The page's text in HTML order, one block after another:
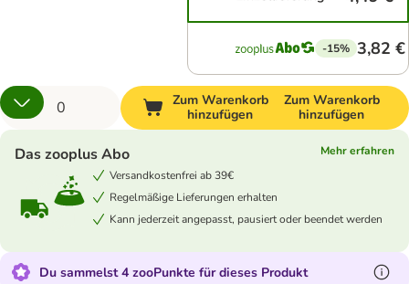
-15% 3,82 €
Zum Warenkorb
hinzufügen
Zum Warenkorb
hinzufügen
Das zooplus Abo
Mehr erfahren
Versandkostenfrei ab 39€
Regelmäßige Lieferungen erhalten
Kann jederzeit angepasst, pausiert oder beendet werden
Du sammelst 4 zooPunkte für dieses Produkt